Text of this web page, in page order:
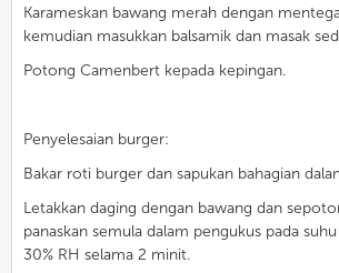
Karameskan bawang merah dengan
kemudian masukkan balsamik dan masak
Potong Camenbert kepada kepingan.
Penyelesaian burger:
Bakar roti burger dan sapukan bahagian
Letakkan daging dengan bawang dan
panaskan semula dalam pengukus pada
30% RH selama 2 minit.